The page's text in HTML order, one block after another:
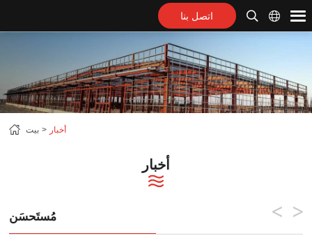
اتصل بنا
بيت أخبار
أخبار
مُستَحسَن